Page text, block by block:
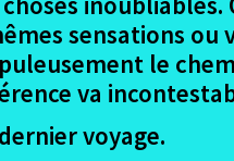
sensations
le
va
voyage.